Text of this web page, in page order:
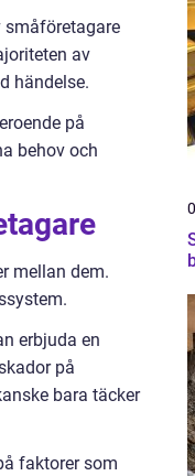
småföretagare
av
händelse.
på
behov och
mellan dem.
erbjuda en
på
bara täcker
faktorer som